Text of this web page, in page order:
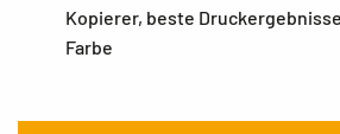
Kopierer, beste
Farbe